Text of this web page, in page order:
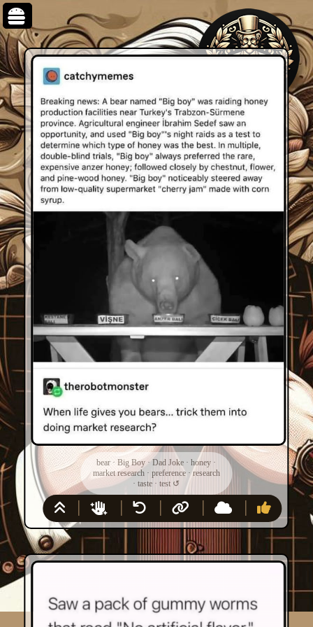
bear ·Big Boy ·Dad Joke ·honey ·
market research · preference·research
·taste ·test ↺